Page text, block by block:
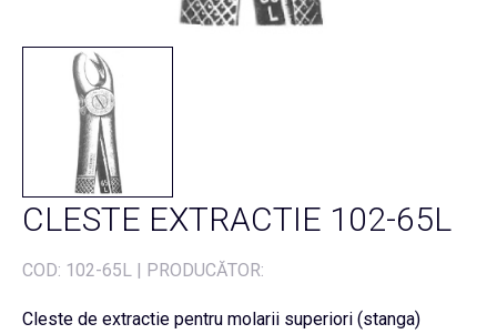
CLESTE EXTRACTIE 102-65L
COD: 102-65L | PRODUCĂTOR:
Cleste de extractie pentru molarii superiori (stanga)